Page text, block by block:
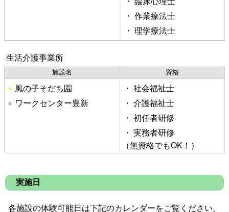
・ 作業療法士
・ 理学療法士
生活介護事業所
施設名 資格
● 風の子そだち園
● ワークセンター豊新
・ 社会福祉士
・ 介護福祉士
・ 初任者研修
・ 実務者研修
（無資格でもOK！）
実施日
各施設の体験可能日は下記のカレンダーをご覧ください。